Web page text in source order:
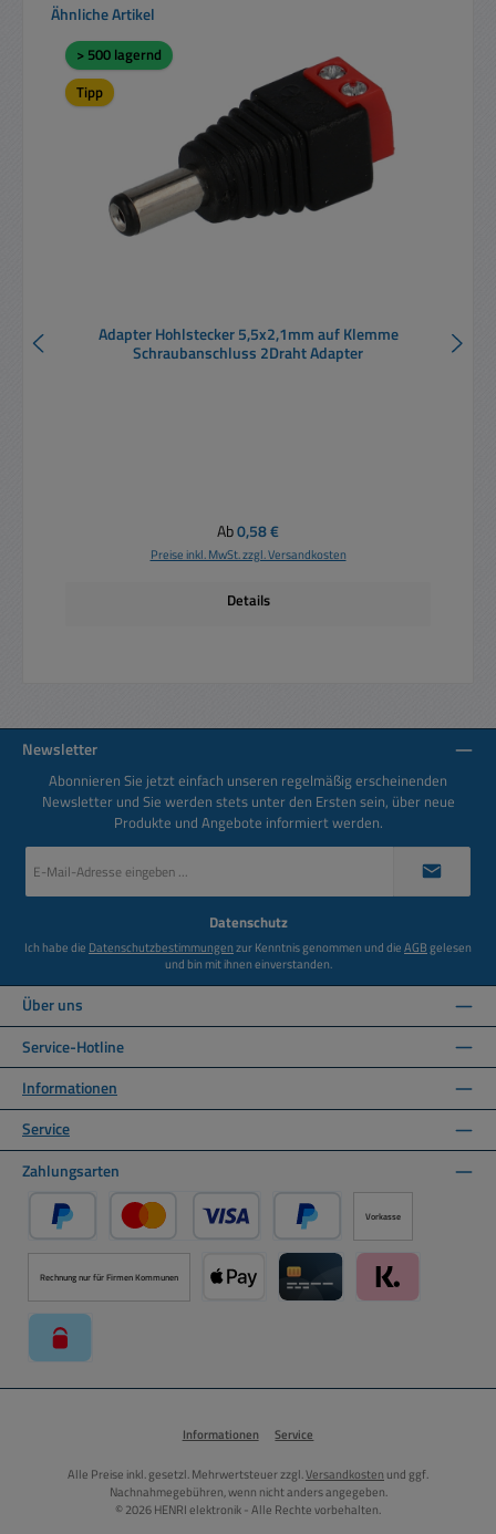
Produktgalerie überspringen
Ähnliche Artikel
> 500 lagernd
Tipp
Adapter Hohlstecker 5,5x2,1mm auf Klemme
Schraubanschluss 2Draht Adapter
Regulärer Preis:
Ab0,58 €
Preise inkl. MwSt. zzgl. Versandkosten
Details
Newsletter
Abonnieren Sie jetzt einfach unseren regelmäßig erscheinenden
Newsletter und Sie werden stets unter den Ersten sein, über neue
Produkte und Angebote informiert werden.
Mail-
Datenschutz
Ich habe die Datenschutzbestimmungenzur Kenntnis genommen und dieAGBgelesen
und bin mit ihnen einverstanden.
Über uns
Service-Hotline
Informationen
Service
Zahlungsarten
PayPal Kredit- oder Debitkarte über PayPal
Später Bezahlen über PayPal
Vorkasse
Rechnung nur für Firmen Kommunen
Informationen Service
Alle Preise inkl. gesetzl. Mehrwertsteuer zzgl.Versandkosten und ggf.
Nachnahmegebühren, wenn nicht anders angegeben.
© 2026 HENRI elektronik - Alle Rechte vorbehalten.